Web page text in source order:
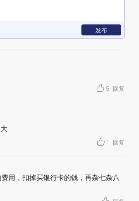
发布
5 · 回复
1 · 回复
用，扣掉买银行卡的钱，再杂七杂八